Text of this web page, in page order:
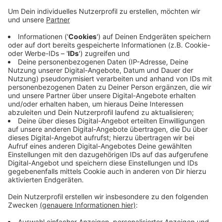
Laut der Gemeinde wurden rund um die neue
Fahrradstraße auf dem Oberkrüchtener Weg um die 50
Schilder aufgestellt. Sie sollten demnach auf die
neuen Regeln hinweisen. Niederkrüchtener haben sich
beschwert: Die Fahrradstraße müsse doch auch mit
weniger Schildern möglich sein. Das wurde jetzt
nochmal von der Gemeinde und dem Kreis Viersen
geprüft. Mit dem Ergebnis: Anfang dieser Woche (ab
24.06.) sollen Teile der Halteverbotsschilder und der
Schilder, die auf die Fahrradstraße hinweisen, wieder
entfernt werden.
Anzeige